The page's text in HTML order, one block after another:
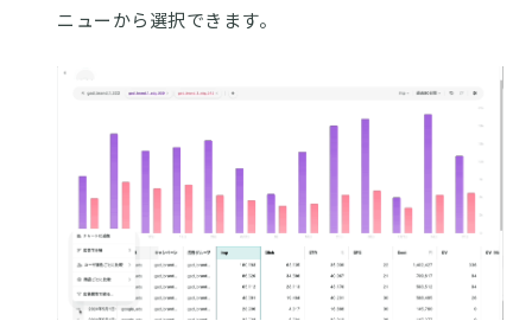
ニューから選択できます。